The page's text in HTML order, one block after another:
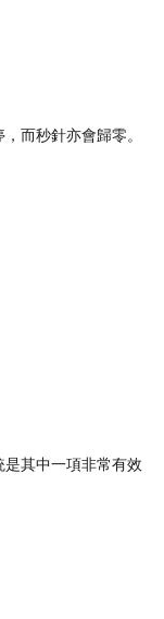
而秒針亦會歸零。
其中一項非常有效